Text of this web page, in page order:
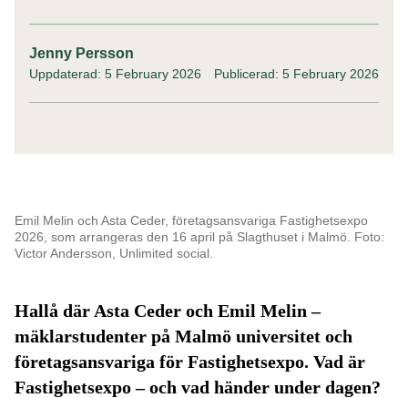
Jenny Persson
Uppdaterad: 5 February 2026 Publicerad: 5 February 2026
Emil Melin och Asta Ceder, företagsansvariga Fastighetsexpo
2026, som arrangeras den 16 april på Slagthuset i Malmö. Foto:
Victor Andersson, Unlimited social.
Hallå där Asta Ceder och Emil Melin –
mäklarstudenter på Malmö universitet och
företagsansvariga för Fastighetsexpo. Vad är
Fastighetsexpo – och vad händer under dagen?